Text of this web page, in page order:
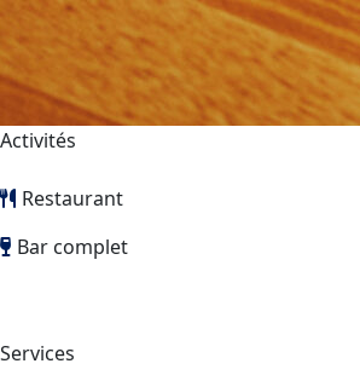
Activités
Restaurant
Bar complet
Services